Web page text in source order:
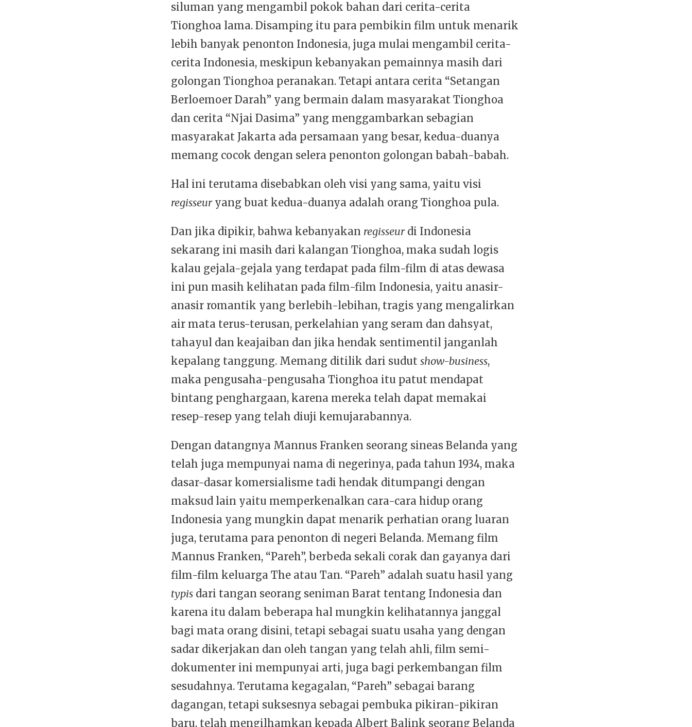
siluman yang mengambil pokok bahan dari cerita-cerita
Tionghoa lama. Disamping itu para pembikin film untuk menarik
lebih banyak penonton Indonesia, juga mulai mengambil cerita-
cerita Indonesia, meskipun kebanyakan pemainnya masih dari
golongan Tionghoa peranakan. Tetapi antara cerita “Setangan
Berloemoer Darah” yang bermain dalam masyarakat Tionghoa
dan cerita “Njai Dasima” yang menggambarkan sebagian
masyarakat Jakarta ada persamaan yang besar, kedua-duanya
memang cocok dengan selera penonton golongan babah-babah.
Hal ini terutama disebabkan oleh visi yang sama, yaitu visi
regisseuryang buat kedua-duanya adalah orang Tionghoa pula.
Dan jika dipikir, bahwa kebanyakan regisseurdi Indonesia
sekarang ini masih dari kalangan Tionghoa, maka sudah logis
kalau gejala-gejala yang terdapat pada film-film di atas dewasa
ini pun masih kelihatan pada film-film Indonesia, yaitu anasir-
anasir romantik yang berlebih-lebihan, tragis yang mengalirkan
air mata terus-terusan, perkelahian yang seram dan dahsyat,
tahayul dan keajaiban dan jika hendak sentimentil janganlah
kepalang tanggung. Memang ditilik dari sudut show-business,
maka pengusaha-pengusaha Tionghoa itu patut mendapat
bintang penghargaan, karena mereka telah dapat memakai
resep-resep yang telah diuji kemujarabannya.
Dengan datangnya Mannus Franken seorang sineas Belanda yang
telah juga mempunyai nama di negerinya, pada tahun 1934, maka
dasar-dasar komersialisme tadi hendak ditumpangi dengan
maksud lain yaitu memperkenalkan cara-cara hidup orang
Indonesia yang mungkin dapat menarik perhatian orang luaran
juga, terutama para penonton di negeri Belanda. Memang film
Mannus Franken, “Pareh”, berbeda sekali corak dan gayanya dari
film-film keluarga The atau Tan. “Pareh” adalah suatu hasil yang
typis dari tangan seorang seniman Barat tentang Indonesia dan
karena itu dalam beberapa hal mungkin kelihatannya janggal
bagi mata orang disini, tetapi sebagai suatu usaha yang dengan
sadar dikerjakan dan oleh tangan yang telah ahli, film semi-
dokumenter ini mempunyai arti, juga bagi perkembangan film
sesudahnya. Terutama kegagalan, “Pareh” sebagai barang
dagangan, tetapi suksesnya sebagai pembuka pikiran-pikiran
baru, telah mengilhamkan kepada Albert Balink seorang Belanda